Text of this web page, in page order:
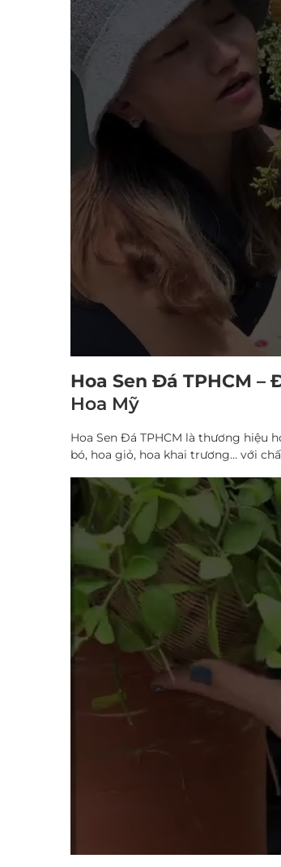
Hoa Sen Đá TPHCM
Hoa Mỹ
Hoa Sen Đá TPHCM là thương hiệu
bó, hoa giỏ, hoa khai trương… với